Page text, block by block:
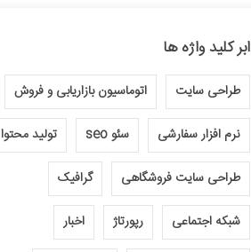
ابر کلید واژه ها
طراحی سایت اتوماسیون بازاریابی و فروش
نرم افزار سفارشی سئو seo تولید محتوا
طراحی سایت فروشگاهی گرافیک
شبکه اجتماعی رپورتاژ اخبار